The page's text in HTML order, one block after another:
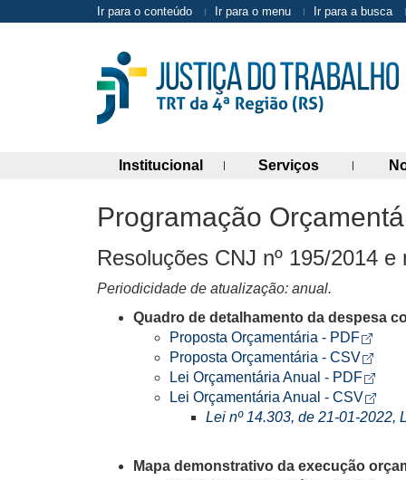
Ir para o conteúdo Ir para o menu Ir para a busca
Institucional(abre painel de links)
Serviços(abre painel
Programação
Resoluções CNJ nº 195/2014 e
Periodicidade de atualização: anual.
Quadro de detalhamento da despesa
Proposta Orçamentária - PDF
Abre
Proposta Orçamentária - CSV
Abre
Lei Orçamentária Anual - PDF
Abre
Lei Orçamentária Anual - CSV
Lei nº 14.303, de 21-01-2022,
Mapa demonstrativo da execução